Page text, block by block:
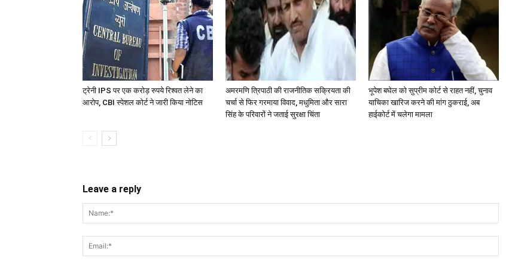
ट्रेनी IPS पर एक करोड़ रुपये रिश्वत लेने का
आरोप, CBI स्पेशल कोर्ट ने जारी किया नोटिस
अमरमणि त्रिपाठी की राजनीतिक सक्रियता की
चर्चा से फिर गरमाया विवाद, मधुमिता और सारा
सिंह के परिवारों ने जताई सुरक्षा चिंता
भूपेश बघेल को सुप्रीम कोर्ट से राहत नहीं, चुनाव
याचिका खारिज करने की मांग ठुकराई, अब
हाईकोर्ट में चलेगा मामला
Leave a reply